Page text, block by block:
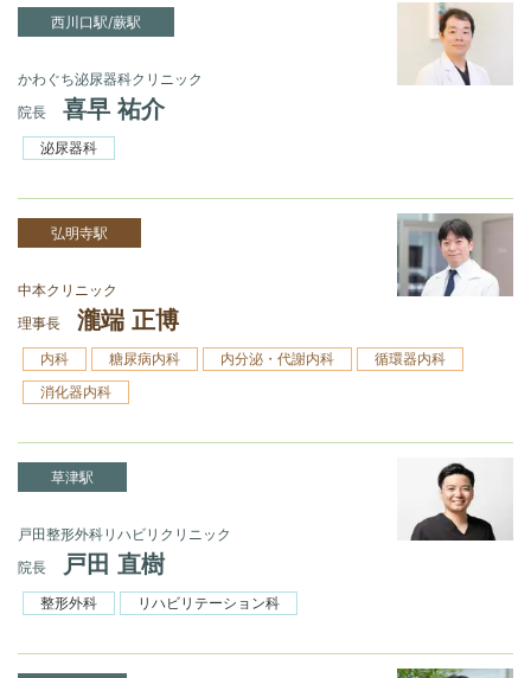
西川口駅/蕨駅
かわぐち泌尿器科クリニック
院長
喜早 祐介
泌尿器科
弘明寺駅
中本クリニック
理事長
瀧端 正博
内科 糖尿病内科 内分泌・代謝内科
循環器内科
消化器内科
草津駅
戸田整形外科リハビリクリニック
院長
戸田 直樹
整形外科 リハビリテーション科